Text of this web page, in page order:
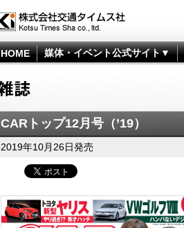
HOME 媒体・イベント公式サイト▼
CARトップ12月号（’19）
2019年10月26日発売